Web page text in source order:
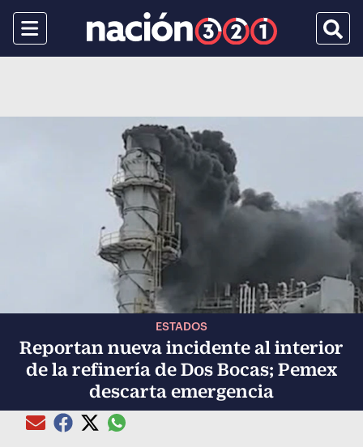
Menu
ESTADOS
Reportan nueva incidente al interior
de la refinería de Dos Bocas; Pemex
descarta emergencia
Compartir el artículo actual mediante Email
Compartir el artículo actual mediante Facebook
Compartir el artículo actual mediante Twitter
Compartir el artículo actual mediante